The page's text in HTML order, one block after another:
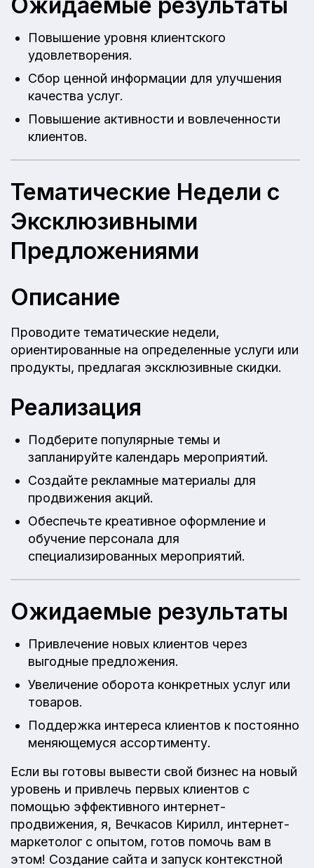
Повышение уровня клиентского
удовлетворения.
Сбор ценной информации для улучшения
качества услуг.
Повышение активности и вовлеченности
клиентов.
Тематические Недели с
Эксклюзивными
Предложениями
Описание
Проводите тематические недели,
ориентированные на определенные услуги или
продукты, предлагая эксклюзивные скидки.
Реализация
Подберите популярные темы и
запланируйте календарь мероприятий.
Создайте рекламные материалы для
продвижения акций.
Обеспечьте креативное оформление и
обучение персонала для
специализированных мероприятий.
Ожидаемые результаты
Привлечение новых клиентов через
выгодные предложения.
Увеличение оборота конкретных услуг или
товаров.
Поддержка интереса клиентов к постоянно
меняющемуся ассортименту.
Если вы готовы вывести свой бизнес на новый
уровень и привлечь первых клиентов с
помощью эффективного интернет-
продвижения, я, Вечкасов Кирилл, интернет-
маркетолог с опытом, готов помочь вам в
этом! Создание сайта и запуск контекстной